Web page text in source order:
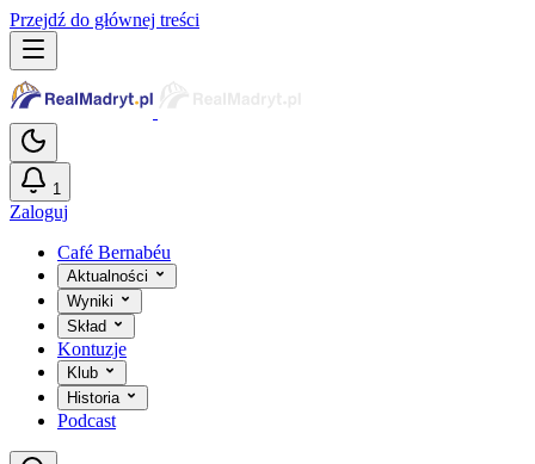
Przejdź do głównej treści
1
Zaloguj
Café Bernabéu
Aktualności
Wyniki
Skład
Kontuzje
Klub
Historia
Podcast